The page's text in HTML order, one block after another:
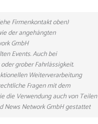
Firmenkontakt oben)
der angehängten
GmbH
Events. Auch bei
grober Fahrlässigkeit.
Weiterverarbeitung
Fragen mit dem
die Verwendung auch von Teilen
News Network GmbH gestattet